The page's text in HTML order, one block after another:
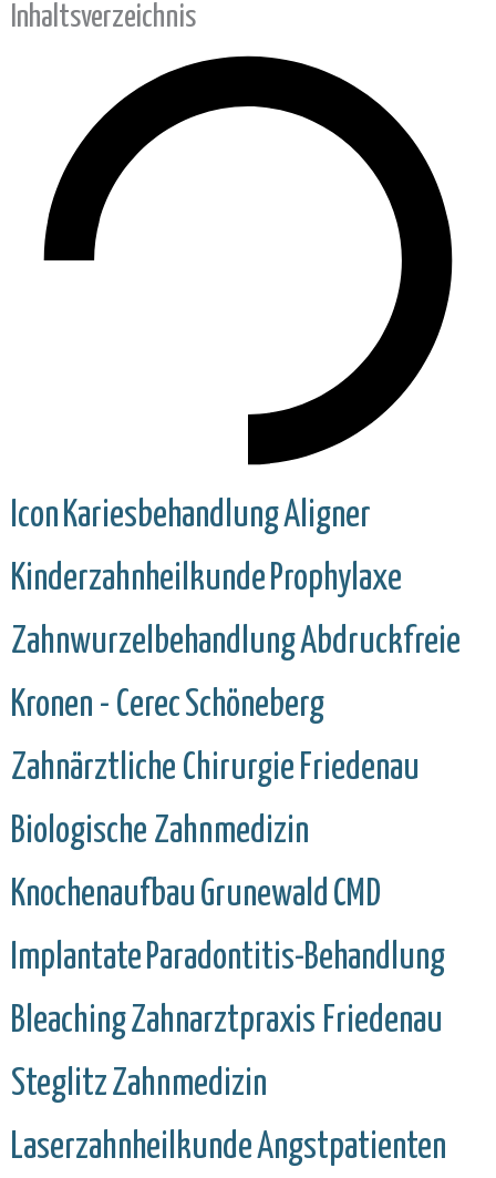
Inhaltsverzeichnis
Icon KariesbehandlungAligner
Kinderzahnheilkunde Prophylaxe
ZahnwurzelbehandlungAbdruckfreie
Kronen - CerecSchöneberg
Zahnärztliche Chirurgie Friedenau
Biologische Zahnmedizin
Knochenaufbau Grunewald CMD
Implantate Paradontitis-Behandlung
BleachingZahnarztpraxis Friedenau
SteglitzZahnmedizin
LaserzahnheilkundeAngstpatienten